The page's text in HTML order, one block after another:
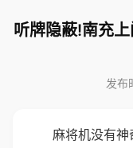
听牌隐蔽!南充
发布
麻将机没有